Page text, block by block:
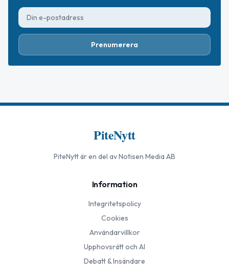
Prenumerera
PiteNytt
PiteNyttär en del av Notisen Media AB
Information
Integritetspolicy
Cookies
Användarvillkor
Upphovsrätt och AI
Debatt & Insändare